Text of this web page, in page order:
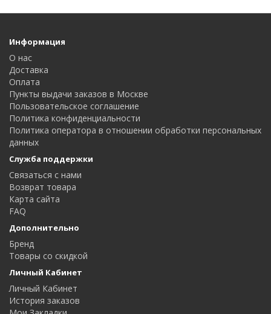
Информация
О нас
Доставка
Оплата
Пункты выдачи заказов в Москве
Пользовательское соглашение
Политика конфиденциальности
Политика оператора в отношении обработки персональных
данных
Служба поддержки
Связаться с нами
Возврат товара
Карта сайта
FAQ
Дополнительно
Бренд
Товары со скидкой
Личный Кабинет
Личный Кабинет
История заказов